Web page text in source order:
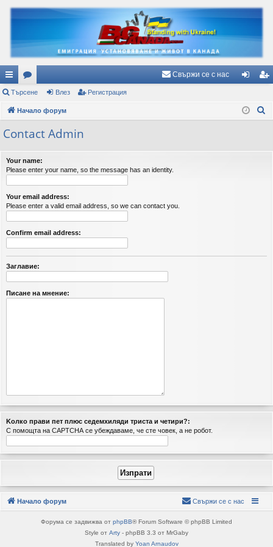
ъ
рз
и
ъз
ки
ор
ум
и
Свържи се с нас
з ис
Търсене Влез Регистрация
Начало форум
с
Contact Admin
Your name:
Please enter your name, so the message has an identity.
Your email address:
Please enter a valid email address, so we can contact you.
Confirm email address:
Заглавие:
Писане на мнение:
Koлко прaви пeт плюс cедeмхиляди триста и четири?:
С помощта на CAPTCHA се убеждаваме, че сте човек, а не робот.
Начало форум Свържи се с нас
Форума се задвижва от phpBB® Forum Software © phpBB Limited
Style от Arty - phpBB 3.3 от MrGaby
Translated by Yoan Arnaudov